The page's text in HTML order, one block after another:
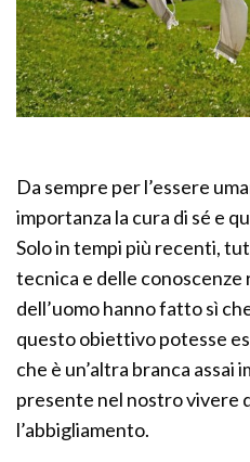
Da sempre per l’essere
importanza la cura di sé e
Solo in tempi più recenti,
tecnica e delle conoscenze
dell’uomo hanno fatto sì
questo obiettivo potesse
che è un’altra branca assai
presente nel nostro vivere
l’abbigliamento.